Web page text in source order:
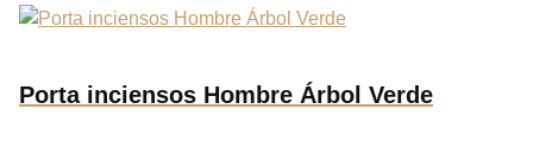
Porta inciensos Hombre Árbol Verde